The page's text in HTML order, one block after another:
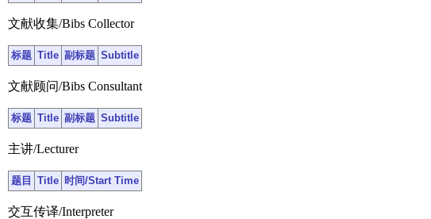
文献收集/Bibs Collector
标题 Title 副标题 Subtitle
文献顾问/Bibs Consultant
标题 Title 副标题 Subtitle
主讲/Lecturer
题目 Title 时间/Start Time
交互传译/Interpreter